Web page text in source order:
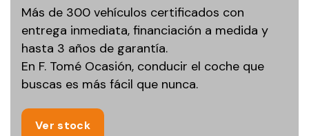
Más de 300 vehículos certificados con
entrega inmediata, financiación a medida y
hasta 3 años de garantía.
En F. Tomé Ocasión, conducir el coche que
buscas es más fácil que nunca.
Ver stock